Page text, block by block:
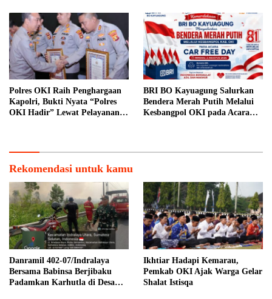
Polres OKI Raih Penghargaan
Kapolri, Bukti Nyata “Polres
OKI Hadir” Lewat Pelayanan
BRI BO Kayuagung Salurkan
Bendera Merah Putih Melalui
Kesbangpol OKI pada Acara
Rekomendasi untuk kamu
Danramil 402-07/Indralaya
Bersama Babinsa Berjibaku
Padamkan Karhutla di Desa
Ikhtiar Hadapi Kemarau,
Pemkab OKI Ajak Warga Gelar
Shalat Istisqa